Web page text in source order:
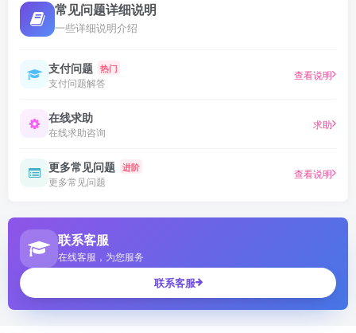
常见问题详细说明
一些详细说明介绍
支付问题 热门
支付问题解答
查看说明
在线求助
在线求助咨询
求助
更多常见问题 进阶
更多常见问题
查看说明
联系客服
在线客服，为您服务
联系客服